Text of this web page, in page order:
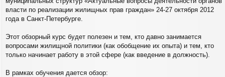
власти по реализации жилищных прав граждан» 24-27 октября 2012
года в Санкт-Петербурге.
Этот обзорный курс будет полезен и тем, кто давно занимается
вопросами жилищной политики (как обобщение их опыта) и тем, кто
только начинает работу в этой сфере (как введение в должность).
В рамках обучения дается обзор: